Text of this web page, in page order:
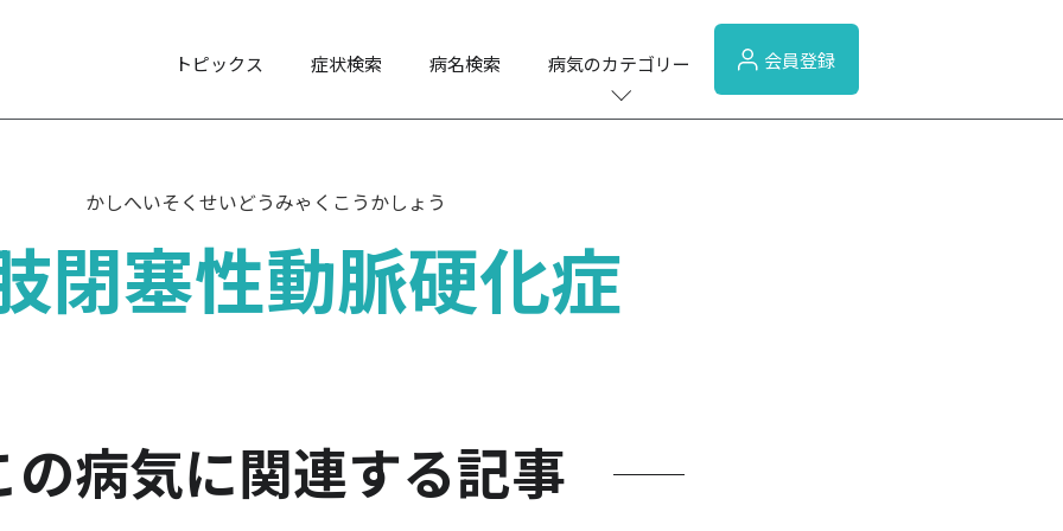
トピックス 症状検索 病名検索 病気のカテゴリー 会員登録
かしへいそくせいどうみゃくこうかしょう
閉塞性動脈硬化症
の病気に関連する記事